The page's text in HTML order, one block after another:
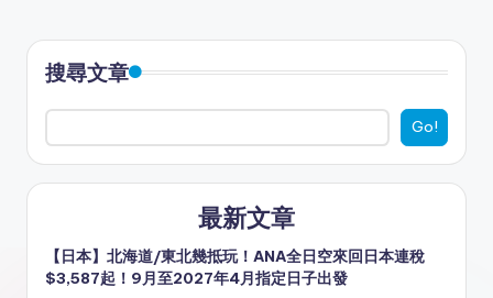
搜尋文章
Go!
最新文章
【日本】北海道/東北幾抵玩！ANA全日空來回日本連稅
$3,587起！9月至2027年4月指定日子出發